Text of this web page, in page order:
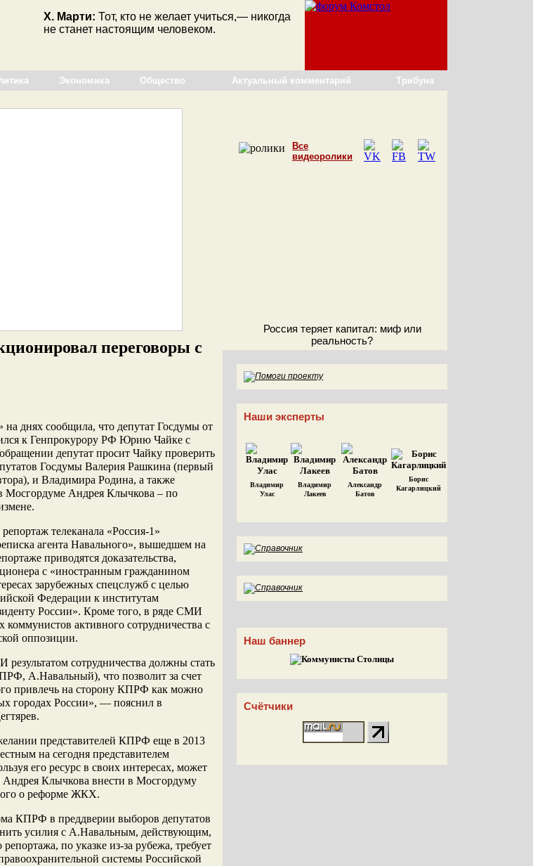
Х. Марти: Тот, кто не желает учиться,— никогда
не станет настоящим человеком.
Экономика Общество Актуальный комментарий Трибуна
переговоры с
на днях сообщила, что депутат Госдумы от
к Генпрокурору РФ Юрию Чайке с
депутат просит Чайку проверить
Госдумы Валерия Рашкина (первый
и Владимира Родина, а также
Андрея Клычкова – по
телеканала «Россия-1»
агента Навального», вышедшем на
приводятся доказательства,
с «иностранным гражданином
зарубежных спецслужб с целью
Федерации к институтам
России». Кроме того, в ряде СМИ
коммунистов активного сотрудничества с
оппозиции.
сотрудничества должны стать
А.Навальный), что позволит за счет
привлечь на сторону КПРФ как можно
городах России», — пояснил в
представителей КПРФ еще в 2013
на сегодня представителем
его ресурс в своих интересах, может
Андрея Клычкова внести в Мосгордуму
о реформе ЖКХ.
КПРФ в преддверии выборов депутатов
усилия с А.Навальным, действующим,
по указке из-за рубежа, требует
системы Российской
Все
видеоролики
Россия теряет капитал: миф или
реальность?
Наши эксперты
Владимир
Улас
Владимир
Лакеев
Александр
Батов
Борис
Кагарлицкий
Наш баннер
Счётчики